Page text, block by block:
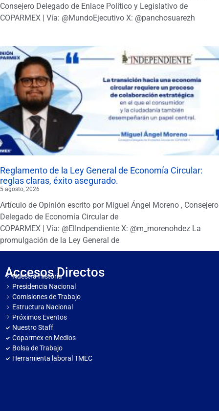
Consejero Delegado de Enlace Político y Legislativo de
COPARMEX | Vía: @MundoEjecutivo X: @panchosuarezh
Reglamento de la Ley General de Economía Circular:
reglas claras, éxito asegurado.
5 agosto, 2026
Artículo de Opinión escrito por Miguel Ángel Moreno , Consejero
Delegado de Economía Circular de
COPARMEX | Vía: @ElIndpendiente X: @m_morenohdez La
promulgación de la Ley General de
Accesos Directos
Nuestra Historia
Presidencia Nacional
Comisiones de Trabajo
Estructura Nacional
Próximos Eventos
Nuestro Staff
Coparmex en Medios
Bolsa de Trabajo
Herramienta laboral TMEC